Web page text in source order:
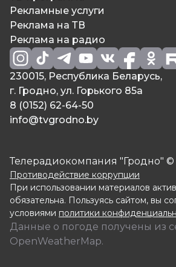
Рекламные услуги
Реклама на ТВ
Реклама на радио
230015, Республика Беларусь,
г. Гродно, ул. Горького 85а
8 (0152) 62-64-50
info@tvgrodno.by
Телерадиокомпания "Гродно" ©
Противодействие коррупции
При использовании материалов
обязательна. Пользуясь сайтом, вы
условиями политики
Данные о погоде получены из
OpenWeatherMap.